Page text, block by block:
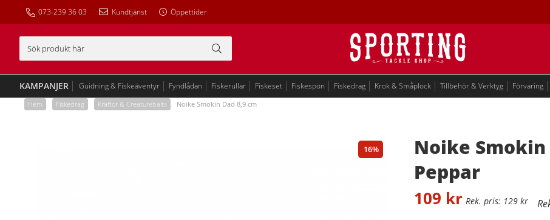
073-239 36 03 Kundtjänst Öppettider
Guidning & Fiskeäventyr Fyndlådan Fiskerullar Fiskeset Fiskespön Fiskedrag Krok & Småplock Tillbehör & Verktyg Förvaring
KAMPANJER
Hem Fiskedrag Kräftor & Creaturebaits Noike Smokin Dad 8,9 cm
16
Noike Smokin
Peppar
129kr
109 kr